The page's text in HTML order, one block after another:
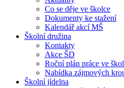
Co se děje ve školce
Dokumenty ke stažení
Kalendář akcí MŠ
Školní družina
Kontakty
Akce ŠD
Roční plán práce ve
Nabídka zájmových
Školní jídelna